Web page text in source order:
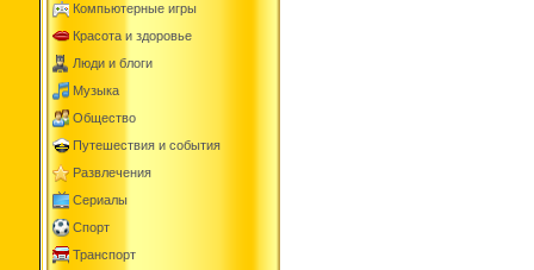
Компьютерные игры
Красота и здоровье
Люди и блоги
Музыка
Общество
Путешествия и события
Развлечения
Сериалы
Спорт
Транспорт